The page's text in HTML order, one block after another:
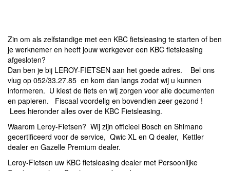
Zin om als zelfstandige met een KBC fietsleasing te starten of ben
je werknemer en heeft jouw werkgever een KBC fietsleasing
afgesloten?
Dan ben je bij LEROY-FIETSEN aan het goede adres. Bel ons
vlug op 052/33.27.85 en kom dan langs zodat wij u kunnen
informeren. U kiest de fiets en wij zorgen voor alle documenten
en papieren. Fiscaal voordelig en bovendien zeer gezond !
Lees hieronder alles over de KBC Fietsleasing.
Waarom Leroy-Fietsen? Wij zijn officieel Bosch en Shimano
gecertificeerd voor de service, Qwic XL en Q dealer, Kettler
dealer en Gazelle Premium dealer.
Leroy-Fietsen uw KBC fietsleasing dealer met Persoonlijke